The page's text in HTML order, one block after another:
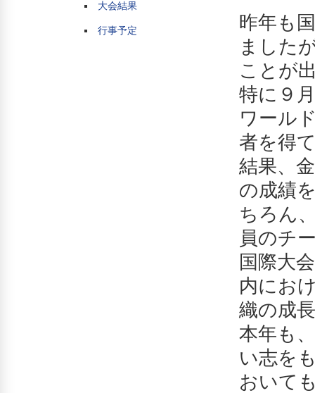
大会結果
行事予定
昨年も
ました
ことが
特に９
ワール
者を得
結果、
の成績
ちろん
員のチ
国際大
内にお
織の成
本年も
い志を
おいて